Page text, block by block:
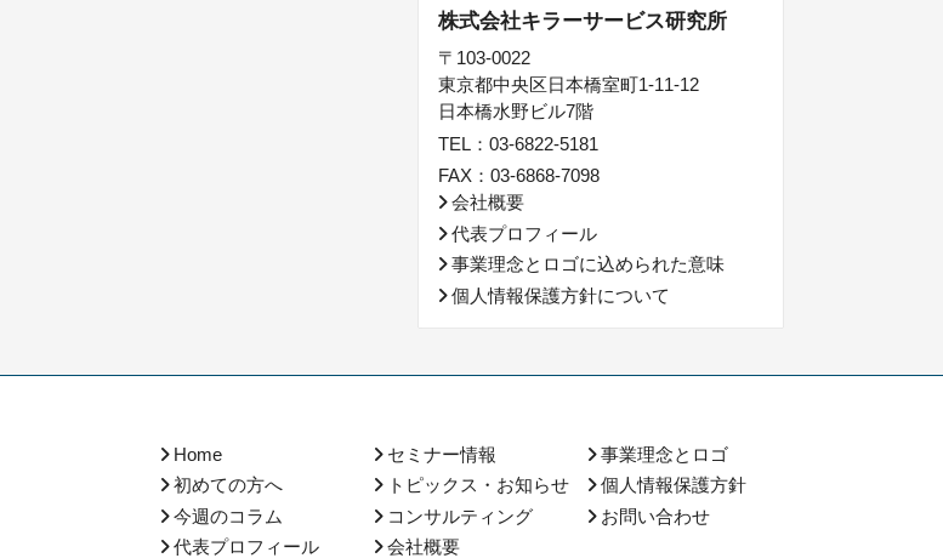
株式会社キラーサービス研究所
〒103-0022
東京都中央区日本橋室町1-11-12
日本橋水野ビル7階
TEL：03-6822-5181
FAX：03-6868-7098
会社概要
代表プロフィール
事業理念とロゴに込められた意味
個人情報保護方針について
Home
初めての方へ
今週のコラム
代表プロフィール
セミナー情報
トピックス・お知らせ
コンサルティング
会社概要
事業理念とロゴ
個人情報保護方針
お問い合わせ